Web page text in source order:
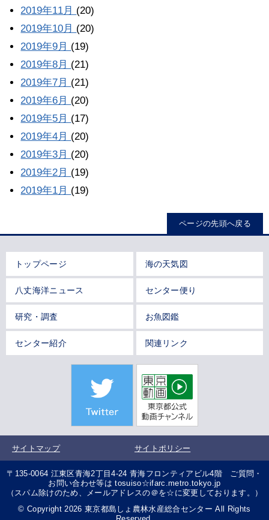
2019年11月 (20)
2019年10月 (20)
2019年9月 (19)
2019年8月 (21)
2019年7月 (21)
2019年6月 (20)
2019年5月 (17)
2019年4月 (20)
2019年3月 (20)
2019年2月 (19)
2019年1月 (19)
ページの先頭へ戻る
トップページ 海の天気図
八丈海洋ニュース センター便り
研究・調査 お魚図鑑
センター紹介 関連リンク
サイトマップ サイトポリシー
〒135-0064 江東区青海2丁目4-24 青海フロンティアビル4階 ご質問・
お問い合わせ等は tosuiso☆ifarc.metro.tokyo.jp
（スパム除けのため、メールアドレスの＠を☆に変更しております。）
© Copyright 2026 東京都島しょ農林水産総合センター All Rights